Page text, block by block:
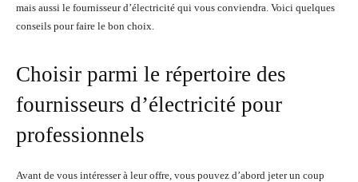
mais aussi le fournisseur d’électricité qui vous conviendra. Voici quelques
conseils pour faire le bon choix.
Choisir parmi le répertoire des
fournisseurs d’électricité pour
professionnels
Avant de vous intéresser à leur offre, vous pouvez d’abord jeter un coup